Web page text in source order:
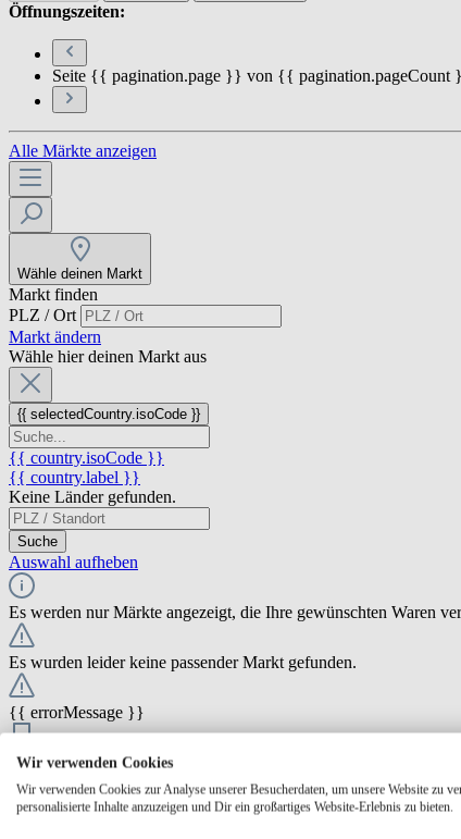
Öffnungszeiten:
Seite {{ pagination.page }} von {{ pagination.pageCount
Alle Märkte anzeigen
Wähle deinen Markt
Markt finden
PLZ / Ort
Markt ändern
Wähle hier deinen Markt aus
{{ selectedCountry.isoCode }}
{{ country.isoCode }}
{{ country.label }}
Keine Länder gefunden.
Suche
Auswahl aufheben
Es werden nur Märkte angezeigt, die Ihre gewünschten Waren
Es wurden leider keine passender Markt gefunden.
{{ errorMessage }}
{{
{{ store.label }}
{{ store.street }} {{ store.streetNumber }}
{{ store.zipCode }} {{ store.city }}
Wir verwenden Cookies
Wir verwenden Cookies zur Analyse unserer Besucherdaten, um unsere Website zu
personalisierte Inhalte anzuzeigen und Dir ein großartiges Website-Erlebnis zu bieten.